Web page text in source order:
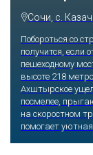
Сочи, с.
Побороться со
получится, если
пешеходному
высоте 218
Ахштырское
посмелее,
на скоростном
помогает